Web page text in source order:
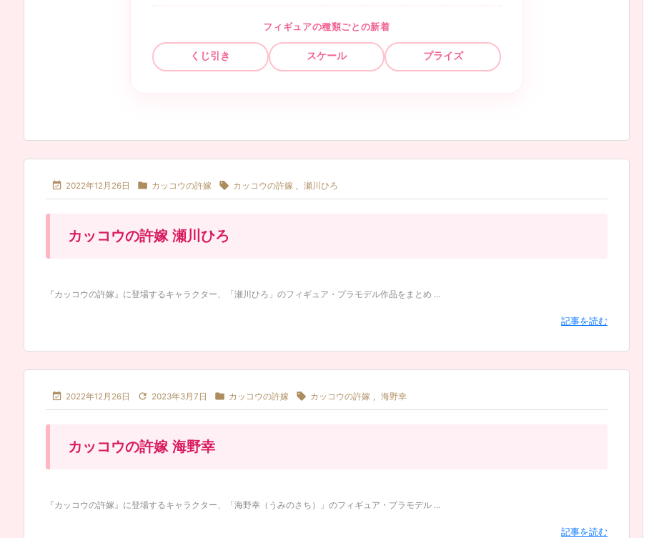
フィギュアの種類ごとの新着
くじ引き スケール プライズ
 2022年12月26日  カッコウの許嫁  カッコウの許嫁 , 瀬川ひろ
カッコウの許嫁 瀬川ひろ
『カッコウの許嫁』に登場するキャラクター、「瀬川ひろ」のフィギュア・プラモデル作品をまとめ ...
記事を読む
 2022年12月26日  2023年3月7日  カッコウの許嫁  カッコウの許嫁 , 海野幸
カッコウの許嫁 海野幸
『カッコウの許嫁』に登場するキャラクター、「海野幸（うみのさち）」のフィギュア・プラモデル ...
記事を読む